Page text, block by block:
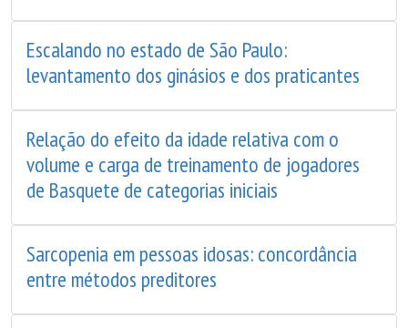
Escalando no estado de São Paulo:
levantamento dos ginásios e dos praticantes
Relação do efeito da idade relativa com o
volume e carga de treinamento de jogadores
de Basquete de categorias iniciais
Sarcopenia em pessoas idosas: concordância
entre métodos preditores